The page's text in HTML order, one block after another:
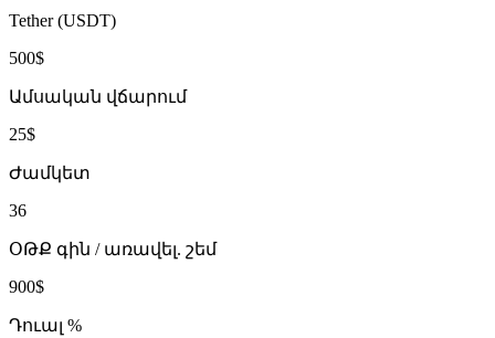
Tether (USDT)
500$
Ամսական վճարում
25$
Ժամկետ
36
ՕԹՔ գին / առավել. շեմ
900$
Դուալ %